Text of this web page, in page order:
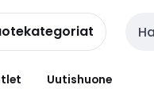
Haku
Uutishuone